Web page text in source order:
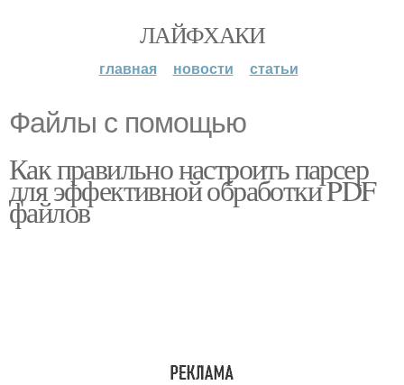
ЛАЙФХАКИ
главная новости статьи
Файлы с помощью
Как правильно настроить парсер
для эффективной обработки PDF
файлов